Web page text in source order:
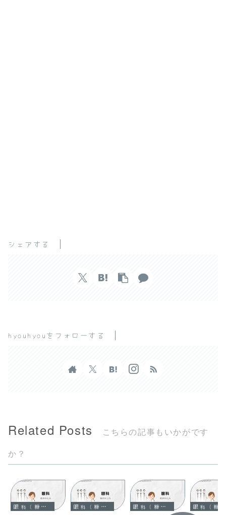
シェアする
hyouhyouをフォローする
Related Posts
こちらの記事もいかがです
か？
眼科（糖尿病性網膜症） 眼科（糖尿病性網膜症） 眼科（糖尿病性網膜症）